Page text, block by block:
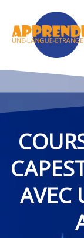
contenu
AVEC